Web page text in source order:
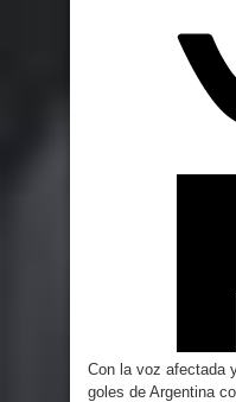
Con la voz afectada
goles de Argentina